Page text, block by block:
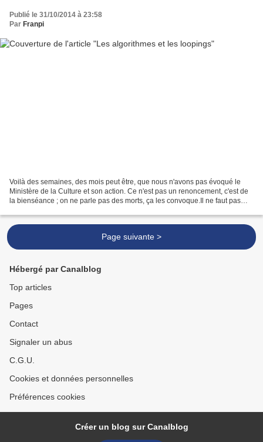
Publié le 31/10/2014 à 23:58
Par Franpi
Voilà des semaines, des mois peut être, que nous n'avons pas évoqué le
Ministère de la Culture et son action. Ce n'est pas un renoncement, c'est de
la bienséance ; on ne parle pas des morts, ça les convoque.Il ne faut pas
Page suivante >
Hébergé par Canalblog
Top articles
Pages
Contact
Signaler un abus
C.G.U.
Cookies et données personnelles
Préférences cookies
Créer un blog sur Canalblog